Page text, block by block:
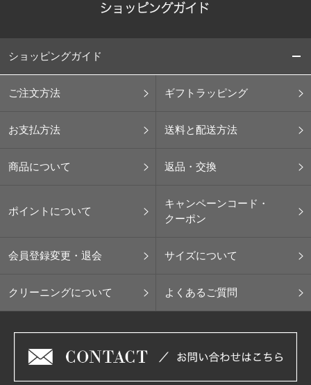
ショッピングガイド
ご注文方法 ギフトラッピング
お支払方法 送料と配送方法
商品について 返品・交換
ポイントについて
キャンペーンコード・
クーポン
会員登録変更・退会 サイズについて
クリーニングについて よくあるご質問